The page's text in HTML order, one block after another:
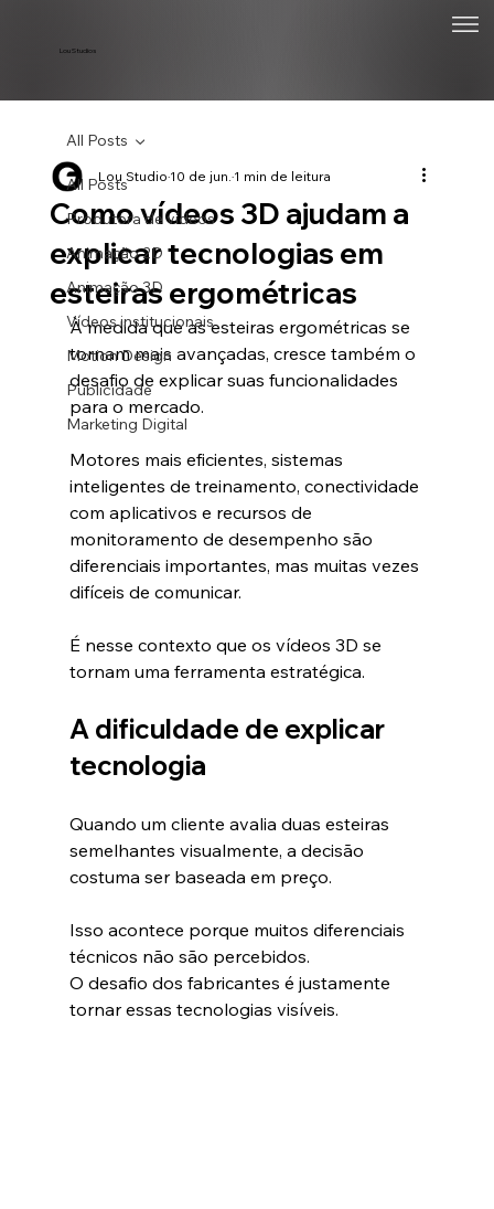
Lou Studios
All Posts
Produtora de vídeos
Animação 2D
Animação 3D
Vídeos institucionais
Motion Design
Publicidade
Marketing Digital
All Posts
Como vídeos 3D ajudam a
explicar tecnologias em
esteiras ergométricas
Lou Studio10 de jun.1 min de leitura
À medida que as esteiras ergométricas se
tornam mais avançadas, cresce também o
desafio de explicar suas funcionalidades
para o mercado.
Motores mais eficientes, sistemas
inteligentes de treinamento, conectividade
com aplicativos e recursos de
monitoramento de desempenho são
diferenciais importantes, mas muitas vezes
difíceis de comunicar.
É nesse contexto que os vídeos 3D se
tornam uma ferramenta estratégica.
A dificuldade de explicar
tecnologia
Quando um cliente avalia duas esteiras
semelhantes visualmente, a decisão
costuma ser baseada em preço.
Isso acontece porque muitos diferenciais
técnicos não são percebidos.
O desafio dos fabricantes é justamente
tornar essas tecnologias visíveis.